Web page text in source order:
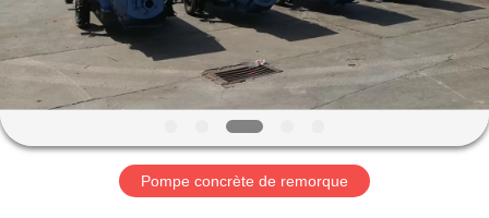
VIDÉOS
EXPOSITION
DE
Pompe concrète de remorque